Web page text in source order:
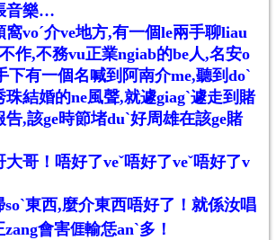
音樂…
voˊ介ve地方,有一個le兩手聊liau
作,不務vu正業ngiab的be人,名安o
下有一個名喊到阿南介me,聽到doˋ
結婚的ne風聲,就遽giagˋ遽走到賭
,該ge時節堵duˋ好周雄在該ge賭
哥！唔好了veˇ唔好了veˇ唔好了v
soˋ東西,麼介東西唔好了！就係汝唱
zang會害𠊎輸恁anˋ多！